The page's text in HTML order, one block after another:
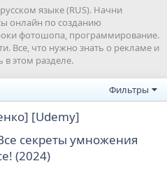
языке (RUS). Начни
онлайн по созданию
фотошопа, программирование.
Все, что нужно знать о рекламе и
в этом разделе.
Фильтры
[Udemy]
секреты умножения
(2024)